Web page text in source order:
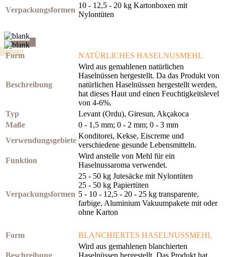
Verpackungsformen
10 - 12,5 - 20 kg Kartonboxen mit
Nylontüten
Form NATÜRLICHES HASELNUSMEHL
Beschreibung
Wird aus gemahlenen natürlichen
Haselnüssen hergestellt. Da das Produkt von
natürlichen Haselnüssen hergestellt werden,
hat dieses Haut und einen Feuchtigkeitslevel
von 4-6%.
Typ
Levant (Ordu), Giresun, Akçakoca
Maße
0 - 1,5 mm; 0 - 2 mm; 0 - 3 mm
Verwendungsgebiete
Konditorei, Kekse, Eiscreme und
verschiedene gesunde Lebensmitteln.
Funktion
Wird anstelle von Mehl für ein
Haselnussaroma verwendet.
Verpackungsformen
25 - 50 kg Jutesäcke mit Nylontüten
25 - 50 kg Papiertüten
5 - 10 - 12,5 - 20 - 25 kg transparente,
farbige, Aluminium Vakuumpakete mit oder
ohne Karton
Form BLANCHIERTES HASELNUSSMEHL
Beschreibung
Wird aus gemahlenen blanchierten
Haselnüssen hergestellt. Das Produkt hat